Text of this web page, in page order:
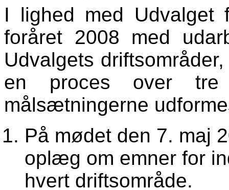
I lighed med
foråret 2008 med
Udvalgets
en proces over
målsætningerne
På mødet den 7. maj
oplæg om emner for
hvert driftsområde.